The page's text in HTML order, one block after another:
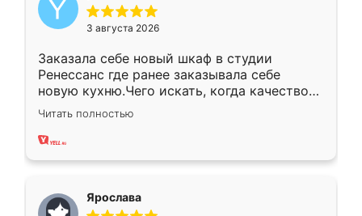
3 августа 2026
Заказала себе новый шкаф в студии
Ренессанс где ранее заказывала себе
новую кухню.Чего искать, когда качеством
вполне довольна. Служит кухня уже почти
два года, нареканий нет.
Читать полностью
Ярослава